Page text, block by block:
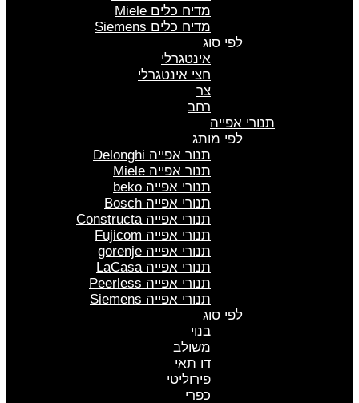
מדיח כלים Miele
מדיח כלים Siemens
לפי סוג
אינטגרלי
חצי אינטגרלי
צר
רחב
תנורי אפייה
לפי מותג
תנור אפייה Delonghi
תנור אפייה Miele
תנורי אפייה beko
תנורי אפייה Bosch
תנורי אפייה Constructa
תנורי אפייה Fujicom
תנורי אפייה gorenje
תנורי אפייה LaCasa
תנורי אפייה Peerless
תנורי אפייה Siemens
לפי סוג
בנוי
משולב
דו תאי
פירוליטי
כפרי